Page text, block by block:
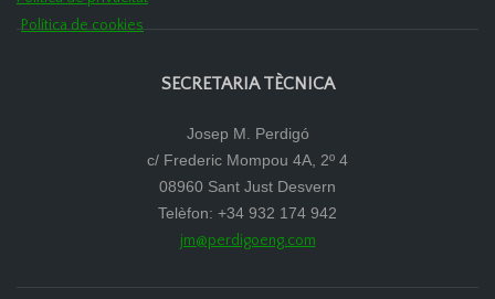
Política de cookies
SECRETARIA TÈCNICA
Josep M. Perdigó
c/ Frederic Mompou 4A, 2º 4
08960 Sant Just Desvern
Telèfon: +34 932 174 942
jm@perdigoeng.com